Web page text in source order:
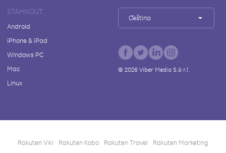
STÁHNOUT
Android
iPhone & iPad
Windows PC
Mac
Linux
Čeština
© 2026Viber Media S.à r.l.
Rakuten Viki Rakuten Kobo Rakuten Travel Rakuten Marketing